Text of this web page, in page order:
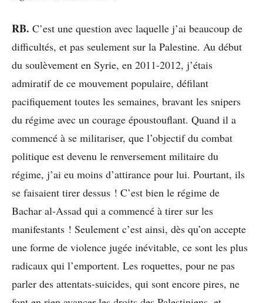
RB. C’est une question avec laquelle j’ai beaucoup de
difficultés, et pas seulement sur la Palestine. Au début
du soulèvement en Syrie, en 2011-2012, j’étais
admiratif de ce mouvement populaire, défilant
pacifiquement toutes les semaines, bravant les snipers
du régime avec un courage époustouflant. Quand il a
commencé à se militariser, que l’objectif du combat
politique est devenu le renversement militaire du
régime, j’ai eu moins d’attirance pour lui. Pourtant, ils
se faisaient tirer dessus ! C’est bien le régime de
Bachar al-Assad qui a commencé à tirer sur les
manifestants ! Seulement c’est ainsi, dès qu’on accepte
une forme de violence jugée inévitable, ce sont les plus
radicaux qui l’emportent. Les roquettes, pour ne pas
parler des attentats-suicides, qui sont encore pires, ne